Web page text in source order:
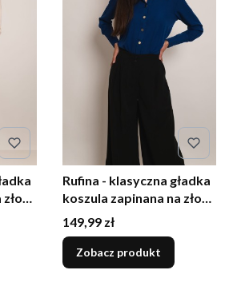
Rufina - klasyczna gładka
koszula zapinana na złote
guziki chabrowa
Cena
149,99 zł
Zobacz produkt